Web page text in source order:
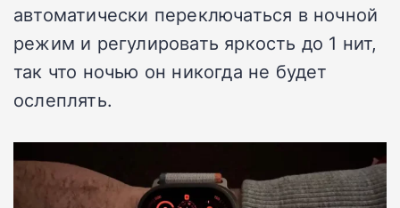
автоматически переключаться в ночной
режим и регулировать яркость до 1 нит,
так что ночью он никогда не будет
ослеплять.